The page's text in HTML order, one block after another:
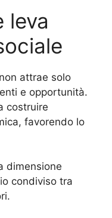
leva
attrae solo
e opportunità.
costruire
favorendo lo
dimensione
condiviso tra